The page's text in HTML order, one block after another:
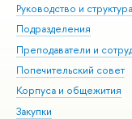
Руководство и структура
Подразделения
Преподаватели и
Попечительский совет
Корпуса и общежития
Закупки